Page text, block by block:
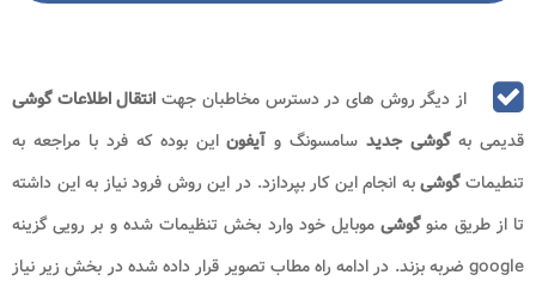
از دیگر روش های در دسترس مخاطبان جهت انتقال اطلاعات گوشی
قدیمی بهگوشی جدید سامسونگ و آیفوناین بوده که فرد با مراجعه به
تنطیماتگوشیبه انجام این کار بپردازد. در این روش فرود نیاز به این داشته
تا از طریق منوگوشیموبایل خود وارد بخش تنظیمات شده و بر رویی گزینه
google ضربه بزند. در ادامه راه مطاب تصویر قرار داده شده در بخش زیر نیاز